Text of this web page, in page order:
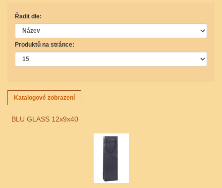
Řadit dle:
Produktů na stránce:
Katalogové zobrazení
BLU GLASS 12x9x40